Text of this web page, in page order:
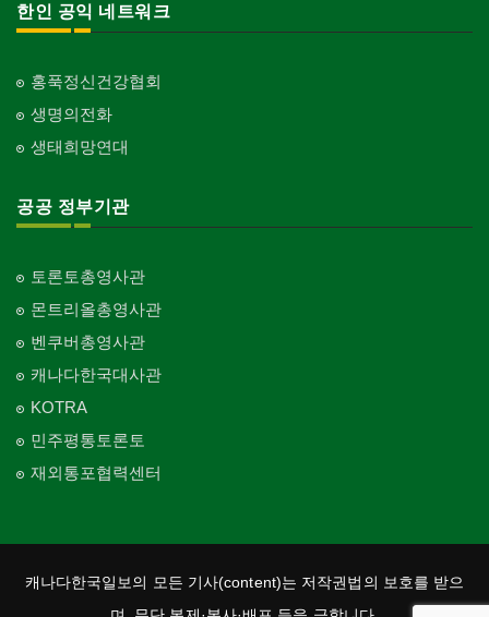
한인 공익 네트워크
홍푹정신건강협회
생명의전화
생태희망연대
공공 정부기관
토론토총영사관
몬트리올총영사관
벤쿠버총영사관
캐나다한국대사관
KOTRA
민주평통토론토
재외통포협력센터
캐나다한국일보의 모든 기사(content)는 저작권법의 보호를 받으